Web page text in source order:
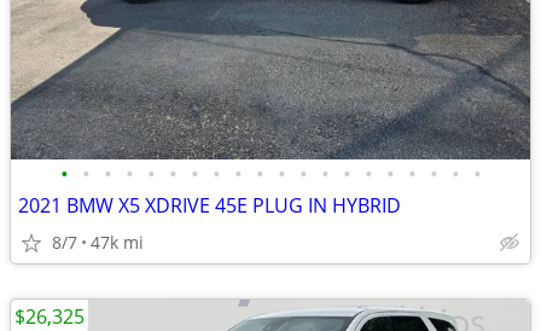
• • • • • • • • • • • • • • • • • • • •
2021 BMW X5 XDRIVE 45E PLUG IN HYBRID
8/7 47k mi
$26,325